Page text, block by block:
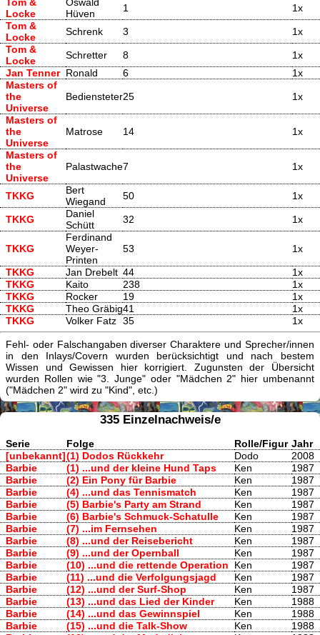
Tom &
Locke
Oswald
Hüven
1
1x
Tom &
Locke
Schrenk 3
1x
Tom &
Locke
Schretter 8
1x
Jan Tenner Ronald 6
1x
Masters of
the
Universe
Bediensteter25 1x
Masters of
the
Universe
Matrose 14 1x
Masters of
the
Universe
Palastwache7 1x
TKKG
Bert
Wiegand
50 1x
TKKG
Daniel
Schütt
32 1x
TKKG
Ferdinand
Weyer-
Printen
53 1x
TKKG Jan Drebelt 44
1x
TKKG
Kaito 238
1x
TKKG
Rocker 19
1x
TKKG
Theo Gräbig41
1x
TKKG
Volker Fatz 35 1x
Fehl- oder Falschangaben diverser Charaktere und Sprecher/innen
in den Inlays/Covern wurden berücksichtigt und nach bestem
Wissen und Gewissen hier korrigiert. Zugunsten der Übersicht
wurden Rollen wie "3. Junge" oder "Mädchen 2" hier umbenannt
("Mädchen 2" wird zu "Kind", etc.)
335 Einzelnachweis/e
Serie Folge Rolle/Figur Jahr
[unbekannt](1) Dodos Rückkehr Dodo
2008
Barbie
(1) ...und der kleine Hund Taps Ken
1987
Barbie
(2) Ein Pony für Barbie Ken
1987
Barbie
(4) ...und das Tennismatch Ken
1987
Barbie
(5) Barbie's Party am Strand Ken
1987
Barbie
(6) Barbie's Schmuck-Schatulle Ken
1987
Barbie
(7) ...im Fernsehen Ken
1987
Barbie
(8) ...und der Reisebericht Ken
1987
Barbie
(9) ...und der Opernball Ken
1987
Barbie
(10) ...und die rettende Operation Ken
1987
Barbie
(11) ...und die Verfolgungsjagd Ken
1987
Barbie
(12) ...und der Surf-Shop Ken
1987
Barbie
(13) ...und das Lied der Kinder Ken
1988
Barbie
(14) ...und das Gewinnspiel Ken
1988
Barbie
(15) ...und die Talk-Show Ken
1988